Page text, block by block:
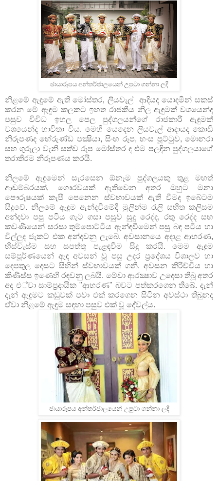
ඡායාරූපය අන්තර්ජාලයෙන් උපුටා ගන්නා ලදී
නිළමේ ඇඳුමේ ඇති ‍මෝස්තර, ලියවැල් ආදියද යොදමින් සකස්
කරන මේ ඇඳුම කලකට ඉහත රාජකීය නිල ඇඳුමක් වශයෙන්ද
පසුව විවිධ ඉහල පෙල පුද්ගලයන්ගේ රාජකාරී ඇඳුමක්
වශයෙන්ද භාවිතා විය. මෙහි යෙදෙන ලියවැල් ආදායද කොඩි
නිරූපණද භේරුණ්ඩ පක්‍ෂියා, සිංහ රූප, හංස පූට්ටුව, මොනරා
සහ ගුරුලා වැනි සත්ව රූප මෝස්තර ද එම පලඳින පුද්ගලයාගේ
තරාතිරම නිරූපණය කරයි.
නිලමේ ඇඳුමෙන් සැරසෙන ඕනෑම පුද්ගලයකු තුළ මහත්
ආඩම්බරයක්, ගෞරවයක් ඇතිවෙන අතර ඔහුට මනා
පෞරුෂයක් කැපී පෙනෙන ස්වභාවයක් ඇති වීමද ඉබේටම
සිදුවේ. නිලමේ ඇඳුම ඇන්දවීමේදී මුලින්ම රැලි සහිත කලිසම
අන්දවා පපු පටිය ගැට ගසා පසුව සුදු රෙද්ද, රතු රෙද්ද සහ
කවණියෙන් සරසා තුම්පොට්ටිය ඇන්ඳවීමෙන් පසු බඳ පටිය හා
විල්ලුද ජැකට් එක අන්දවනු ලැබේ. අවසානයෙ අදාළ ආභරණ,
හිස්වැස්ම සහ සපත්තු පැළඳවීම සිදු කරයි. මෙම ඇඳුම
සම්පූර්ණයෙන් ඇඳ අවසන් වූ පසු උදර ප‍්‍රදේශය විශාලව හා
දෙපතුල දෙසට සිහින් ස්වභාවයක් ගනී. අවසන කිරිච්චිය හා
කිණිස්ස ඉණෙහි රඳවනු ලබයි. මේවා ආරක්‍ෂාව උදෙසා තිබූ අතර
අද එ්වා සාම්ප්‍රදායික "ආභරණ" බවට පත්කරගෙන තිබේ. දැන්
දැන් ඇඳුමට කඩුවක් පවා එක් කරගෙන සිටින අවස්ථා තිබුනද
ඒවා ‍නිළමේ ඇඳු‍ම සඳහා පසුව එක් වූ දේවල්ය.
ඡායාරූපය අන්තර්ජාලයෙන් උපුටා ගන්නා ලදී